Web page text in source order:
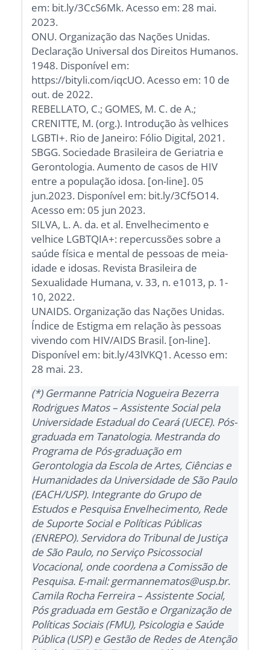
em: bit.ly/3CcS6Mk. Acesso em: 28 mai.
2023.
ONU. Organização das Nações Unidas.
Declaração Universal dos Direitos Humanos.
1948. Disponível em:
https://bityli.com/iqcUO. Acesso em: 10 de
out. de 2022.
REBELLATO, C.; GOMES, M. C. de A.;
CRENITTE, M. (org.). Introdução às velhices
LGBTI+. Rio de Janeiro: Fólio Digital, 2021.
SBGG. Sociedade Brasileira de Geriatria e
Gerontologia. Aumento de casos de HIV
entre a população idosa. [on-line]. 05
jun.2023. Disponível em: bit.ly/3Cf5O14.
Acesso em: 05 jun 2023.
SILVA, L. A. da. et al. Envelhecimento e
velhice LGBTQIA+: repercussões sobre a
saúde física e mental de pessoas de meia-
idade e idosas. Revista Brasileira de
Sexualidade Humana, v. 33, n. e1013, p. 1-
10, 2022.
UNAIDS. Organização das Nações Unidas.
Índice de Estigma em relação às pessoas
vivendo com HIV/AIDS Brasil. [on-line].
Disponível em: bit.ly/43lVKQ1. Acesso em:
28 mai. 23.
(*) Germanne Patricia Nogueira Bezerra
Rodrigues Matos – Assistente Social pela
Universidade Estadual do Ceará (UECE). Pós-
graduada em Tanatologia. Mestranda do
Programa de Pós-graduação em
Gerontologia da Escola de Artes, Ciências e
Humanidades da Universidade de São Paulo
(EACH/USP). Integrante do Grupo de
Estudos e Pesquisa Envelhecimento, Rede
de Suporte Social e Políticas Públicas
(ENREPO). Servidora do Tribunal de Justiça
de São Paulo, no Serviço Psicossocial
Vocacional, onde coordena a Comissão de
Pesquisa. E-mail: germannematos@usp.br.
Camila Rocha Ferreira – Assistente Social,
Pós graduada em Gestão e Organização de
Políticas Sociais (FMU), Psicologia e Saúde
Pública (USP) e Gestão de Redes de Atenção